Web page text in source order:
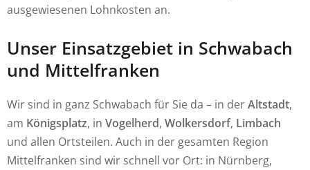
ausgewiesenen Lohnkosten an.
Unser Einsatzgebiet in Schwabach
und Mittelfranken
Wir sind in ganz Schwabach für Sie da – in derAltstadt,
am Königsplatz, in Vogelherd, Wolkersdorf, Limbach
und allen Ortsteilen. Auch in der gesamten Region
Mittelfranken sind wir schnell vor Ort: in Nürnberg,